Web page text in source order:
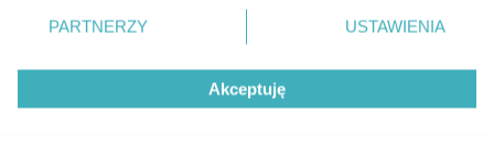
zmienić/wycofać klikając przycisk ustawień prywatności
znajdujący się w lewym dolnym rogu strony
rodzaje przetwarzania danych nie wymagają zgody
użytkownika, ale masz prawo sprzeciwić się takiemu
przetwarzaniu. Preferencje będą miały zastosowanie tylko
PARTNERZY USTAWIENIA
Akceptuję